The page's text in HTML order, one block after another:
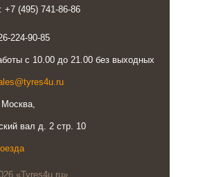
+7 (495) 741-86-86
224-90-85
с 10.00 до 21.00 без выходных
вал д. 2 стр. 10
«Tyres4u.ru»